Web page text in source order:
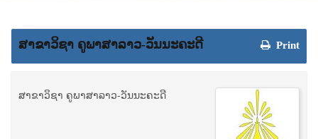
Print
ສາຂາວິຊາ ຄູພາສາລາວ-ວັນນະຄະດີ
ສາຂາວິຊາ ຄູພາສາລາວ-ວັນນະຄະດີ